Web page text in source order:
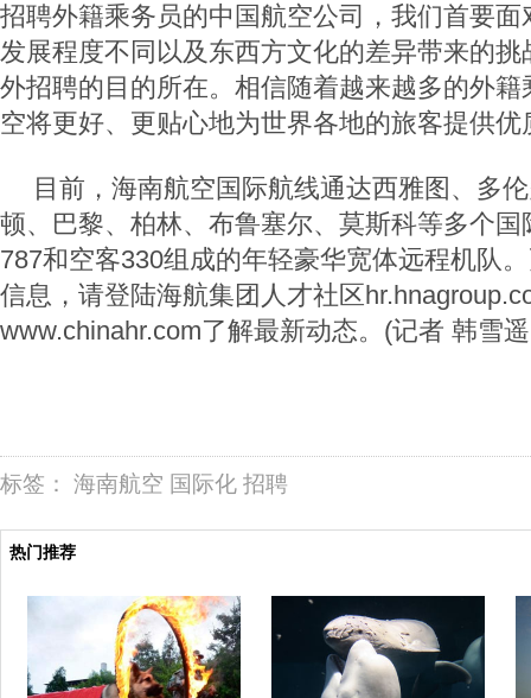
招聘外籍乘务员的中国航空公司，我们首要
发展程度不同以及东西方文化的差异带来的
外招聘的目的所在。相信随着越来越多的外
空将更好、更贴心地为世界各地的旅客提供优
目前，海南航空国际航线通达西雅图、多
顿、巴黎、柏林、布鲁塞尔、莫斯科等多个
787和空客330组成的年轻豪华宽体远程机队
信息，请登陆海航集团人才社区
www.chinahr.com了解最新动态。(记者 韩雪
标签： 海南航空 国际化 招聘
热门推荐